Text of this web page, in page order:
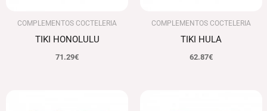
COMPLEMENTOS COCTELERIA
TIKI HONOLULU
71.29€
COMPLEMENTOS COCTELERIA
TIKI HULA
62.87€